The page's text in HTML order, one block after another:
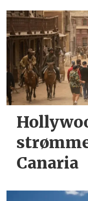
Canaria